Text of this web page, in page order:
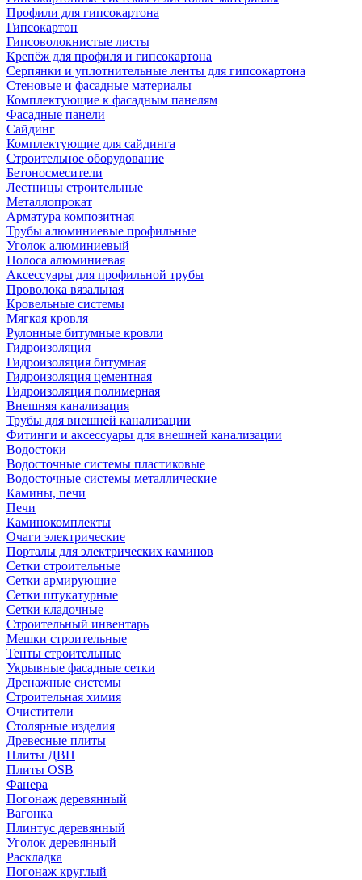
Профили для гипсокартона
Гипсокартон
Гипсоволокнистые листы
Крепёж для профиля и гипсокартона
Серпянки и уплотнительные ленты для гипсокартона
Стеновые и фасадные материалы
Комплектующие к фасадным панелям
Фасадные панели
Сайдинг
Комплектующие для сайдинга
Строительное оборудование
Бетоносмесители
Лестницы строительные
Металлопрокат
Арматура композитная
Трубы алюминиевые профильные
Уголок алюминиевый
Полоса алюминиевая
Аксессуары для профильной трубы
Проволока вязальная
Кровельные системы
Мягкая кровля
Рулонные битумные кровли
Гидроизоляция
Гидроизоляция битумная
Гидроизоляция цементная
Гидроизоляция полимерная
Внешняя канализация
Трубы для внешней канализации
Фитинги и аксессуары для внешней канализации
Водостоки
Водосточные системы пластиковые
Водосточные системы металлические
Камины, печи
Печи
Каминокомплекты
Очаги электрические
Порталы для электрических каминов
Сетки строительные
Сетки армирующие
Сетки штукатурные
Сетки кладочные
Строительный инвентарь
Мешки строительные
Тенты строительные
Укрывные фасадные сетки
Дренажные системы
Строительная химия
Очистители
Столярные изделия
Древесные плиты
Плиты ДВП
Плиты OSB
Фанера
Погонаж деревянный
Вагонка
Плинтус деревянный
Уголок деревянный
Раскладка
Погонаж круглый